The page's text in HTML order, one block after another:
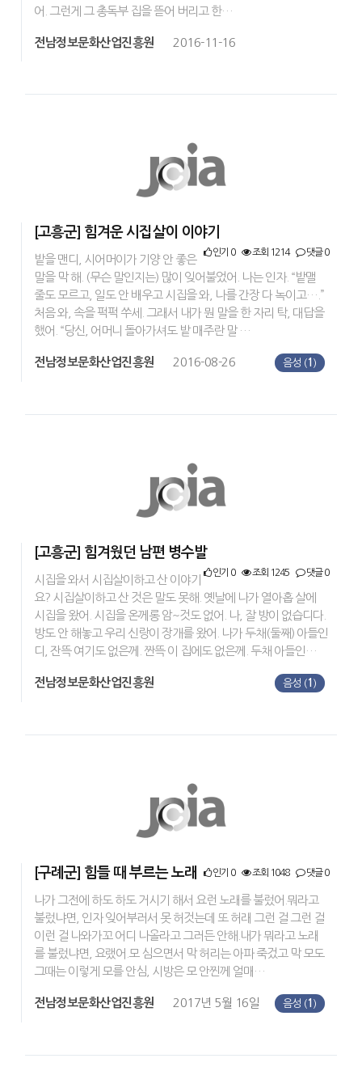
어. 그런게 그 총독부 집을 뜯어 버리고 한…
전남정보문화산업진흥원 2016-11-16
[고흥군] 힘겨운 시집살이 이야기
인기 0 조회 1214 댓글 0
밭을 맨디, 시어머이가 기양 안 좋은
말을 막 해. (무슨 말인지는) 많이 잊어불었어. 나는 인자. “밭맬
줄도 모르고, 일도 안 배우고 시집을 와, 나를 간장 다 녹이고….”
처음 와, 속을 퍽퍽 쑤세. 그래서 내가 뭔 말을 한 자리 탁, 대답을
했어. “당신, 어머니 돌아가셔도 밭 매주란 말 …
전남정보문화산업진흥원 2016-08-26 음성 (1 )
[고흥군] 힘겨웠던 남편 병수발
인기 0 조회 1245 댓글 0
시집을 와서 시집살이하고 산 이야기
요? 시집살이하고 산 것은 말도 못해. 옛날에 나가 열아홉 살에
시집을 왔어. 시집을 온께롱 암~것도 없어. 나, 잘 방이 없습디다.
방도 안 해놓고 우리 신랑이 장개를 왔어. 나가 두채(둘째) 아들인
디, 잔뜩 여기도 없은께. 짠뜩 이 집에도 없은께. 두채 아들인…
전남정보문화산업진흥원 음성 (1 )
[구례군] 힘들 때 부르는 노래 인기 0 조회 1048 댓글 0
나가 그전에 하도 하도 거시기 해서 요런 노래를 불렀어.뭐라고
불렀냐면, 인자 잊어부러서 못 허것는데 또 허래 그런 걸 그런 걸
이런 걸 나와가꼬 어디 나올라고 그러든 안해.내가 뭐라고 노래
를 불렀냐면, 요랬어.모 심으면서 막 허리는 아파 죽겄고 막 모도
그때는 이렇게 모를 안심, 시방은 모 안찐께 얼매…
전남정보문화산업진흥원 2017년 5월 16일 음성 (1 )